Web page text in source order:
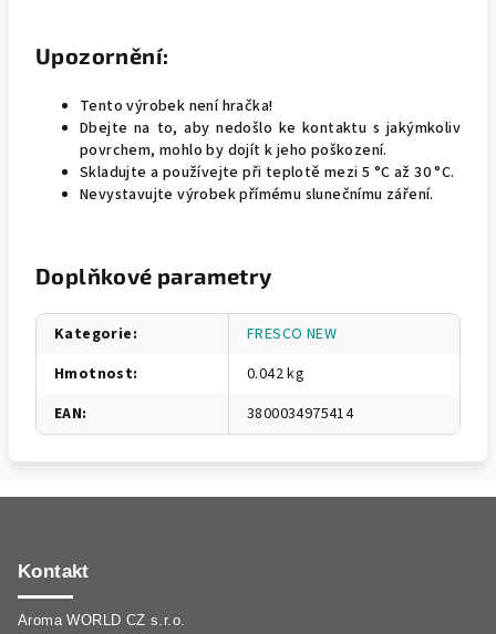
Upozornění:
Tento výrobek není hračka!
Dbejte na to, aby nedošlo ke kontaktu s jakýmkoliv
povrchem, mohlo by dojít k jeho poškození.
Skladujte a používejte při teplotě mezi 5 °C až 30 °C.
Nevystavujte výrobek přímému slunečnímu záření.
Doplňkové parametry
Kategorie:
FRESCO NEW
Hmotnost:
0.042 kg
EAN: 3800034975414
Kontakt
Aroma WORLD CZ s.r.o.